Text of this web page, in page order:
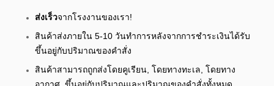
ส่งเร็วจากโรงงานของเรา!
สินค้าส่งภายใน 5-10 วันทําการหลังจากการชําระเงินได้รับ
ขึ้นอยู่กับปริมาณของคําสั่ง
สินค้าสามารถถูกส่งโดยคูเรียน, โดยทางทะเล, โดยทาง